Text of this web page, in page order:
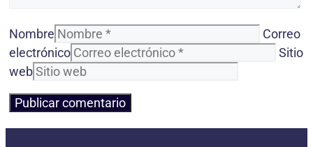
Nombre
Correo
electrónico
Sitio
web